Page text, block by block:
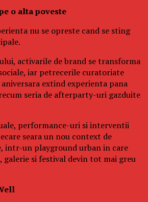
o alta poveste
nu se opreste cand se sting
activarile de brand se transforma
iar petrecerile curatoriate
extind experienta pana
seria de afterparty-uri gazduite
performance-uri si interventii
seara un nou context de
intr-un playground urban in care
si festival devin tot mai greu